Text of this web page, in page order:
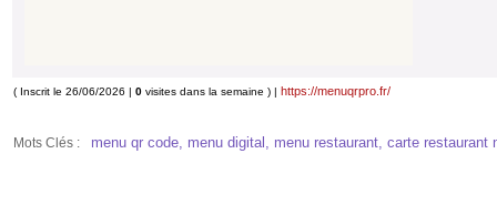
( Inscrit le 26/06/2026 | 0 visites dans la semaine ) | https://menuqrpro.fr/
Mots Clés : menu qr code, menu digital, menu restaurant, carte